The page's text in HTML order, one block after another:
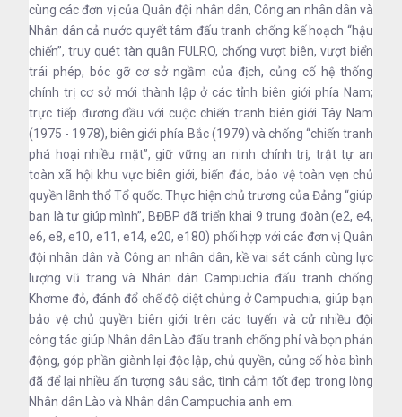
cùng các đơn vị của Quân đội nhân dân, Công an nhân dân và
Nhân dân cả nước quyết tâm đấu tranh chống kế hoạch “hậu
chiến”, truy quét tàn quân FULRO, chống vượt biên, vượt biển
trái phép, bóc gỡ cơ sở ngầm của địch, củng cố hệ thống
chính trị cơ sở mới thành lập ở các tỉnh biên giới phía Nam;
trực tiếp đương đầu với cuộc chiến tranh biên giới Tây Nam
(1975 - 1978), biên giới phía Bắc (1979) và chống “chiến tranh
phá hoại nhiều mặt”, giữ vững an ninh chính trị, trật tự an
toàn xã hội khu vực biên giới, biển đảo, bảo vệ toàn vẹn chủ
quyền lãnh thổ Tổ quốc. Thực hiện chủ trương của Đảng “giúp
bạn là tự giúp mình”, BĐBP đã triển khai 9 trung đoàn (e2, e4,
e6, e8, e10, e11, e14, e20, e180) phối hợp với các đơn vị Quân
đội nhân dân và Công an nhân dân, kề vai sát cánh cùng lực
lượng vũ trang và Nhân dân Campuchia đấu tranh chống
Khơme đỏ, đánh đổ chế độ diệt chủng ở Campuchia, giúp bạn
bảo vệ chủ quyền biên giới trên các tuyến và cử nhiều đội
công tác giúp Nhân dân Lào đấu tranh chống phỉ và bọn phản
động, góp phần giành lại độc lập, chủ quyền, củng cố hòa bình
đã để lại nhiều ấn tượng sâu sắc, tình cảm tốt đẹp trong lòng
Nhân dân Lào và Nhân dân Campuchia anh em.